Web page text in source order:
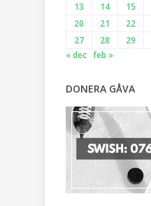
13
14 15
20
21 22
27
28 29
« dec feb »
DONERA GÅVA